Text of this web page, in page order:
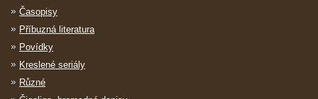
Časopisy
Příbuzná literatura
Povídky
Kreslené seriály
Různé